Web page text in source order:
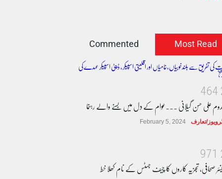
Most Read
Commented
4
6
4
علی حسن گیلانی ۔۔۔عوام کے دل میں بسنے والے رہنما
تعارف February 5, 2024
1
7
9
صحافی، تجزیہ کاروں کا چیف جسٹس کے نام کھلا خط